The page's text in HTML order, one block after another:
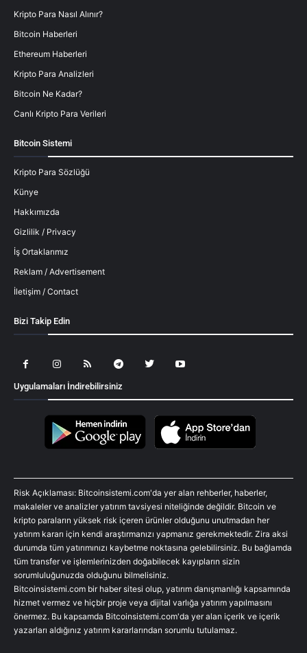
Kripto Para Nasıl Alınır?
Bitcoin Haberleri
Ethereum Haberleri
Kripto Para Analizleri
Bitcoin Ne Kadar?
Canlı Kripto Para Verileri
Bitcoin Sistemi
Kripto Para Sözlüğü
Künye
Hakkımızda
Gizlilik / Privacy
İş Ortaklarımız
Reklam / Advertisement
İletişim / Contact
Bizi Takip Edin
Uygulamaları İndirebilirsiniz
Risk Açıklaması: Bitcoinsistemi.com'da yer alan rehberler, haberler,
makaleler ve analizler yatırım tavsiyesi niteliğinde değildir. Bitcoin ve
kripto paraların yüksek risk içeren ürünler olduğunu unutmadan her
yatırım kararı için kendi araştırmanızı yapmanız gerekmektedir. Zira aksi
durumda tüm yatırımınızı kaybetme noktasına gelebilirsiniz. Bu bağlamda
tüm transfer ve işlemlerinizden doğabilecek kayıpların sizin
sorumluluğunuzda olduğunu bilmelisiniz.
Bitcoinsistemi.com bir haber sitesi olup, yatırım danışmanlığı kapsamında
hizmet vermez ve hiçbir proje veya dijital varlığa yatırım yapılmasını
önermez. Bu kapsamda Bitcoinsistemi.com'da yer alan içerik ve içerik
yazarları aldığınız yatırım kararlarından sorumlu tutulamaz.